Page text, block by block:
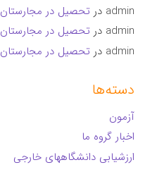
admin در تحصیل در مجارستان
admin در تحصیل در مجارستان
admin در تحصیل در مجارستان
دسته‌ها
آزمون
اخبار گروه ما
ارزشیابی دانشگاههای خارجی